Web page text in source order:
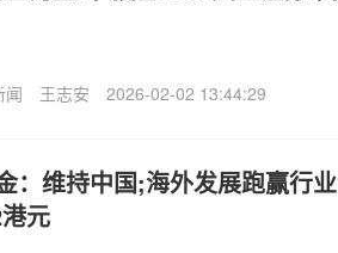
闻 王志安 2026-02-02 13:44:29
：维持中国;海外发展跑赢行
元